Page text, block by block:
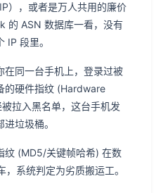
），或者是万人共用的廉价
的 ASN 数据库一看，没有
IP 段里。
在同一台手机上，登录过被
的硬件指纹 (Hardware
拉入黑名单，这台手机发
垃圾桶。
纹 (MD5/关键帧哈希) 在数
，系统判定为劣质搬运工。